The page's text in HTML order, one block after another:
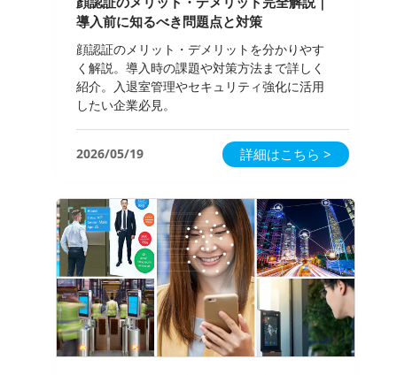
導入前に知るべき問題点と対策
顔認証のメリット・デメリットを分かりやす
く解説。導入時の課題や対策方法まで詳しく
紹介。入退室管理やセキュリティ強化に活用
したい企業必見。
2026/05/19 詳細はこちら >